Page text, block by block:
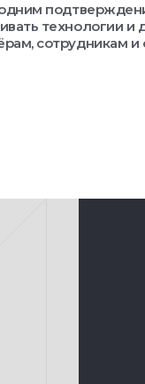
технологии и
сотрудникам